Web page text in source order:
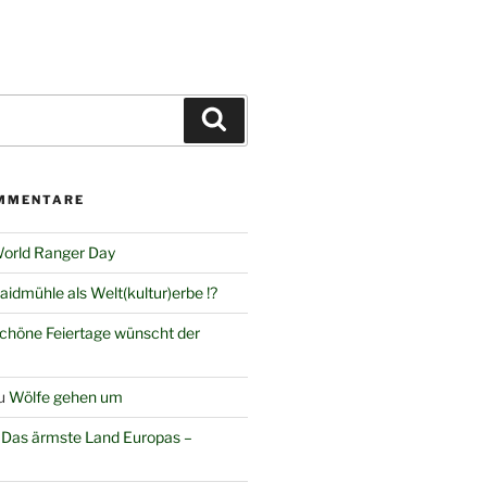
Ranger Day
als Welt(kultur)erbe !?
Feiertage wünscht der
Wölfe gehen um
Das ärmste Land Europas –